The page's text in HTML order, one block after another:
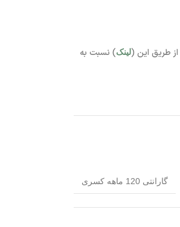
لینک) نسبت به
گارانتی 120 ماهه کسری